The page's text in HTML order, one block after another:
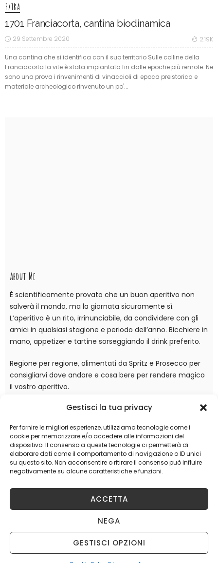
Gestisci la tua privacy
Per fornire le migliori esperienze, utilizziamo tecnologie come i
cookie per memorizzare e/o accedere alle informazioni del
dispositivo. Il consenso a queste tecnologie ci permetterà di
elaborare dati come il comportamento di navigazione o ID unici
su questo sito. Non acconsentire o ritirare il consenso può influire
negativamente su alcune caratteristiche e funzioni.
ACCETTA
NEGA
GESTISCI OPZIONI
EXTRA
1701 Franciacorta, cantina biodinamica
29 Settembre 2020 2.19K
Una cantina che si identifica con il suo territorio Sulle colline della
Franciacorta la vite è stata impiantata fin dalle epoche più remote. Ne
sono una prova i rinvenimenti di vinaccioli di epoca preistorica e
materiale archeologico rinvenuto un po'...
About Me
È scientificamente provato che un buon aperitivo non
salverà il mondo, ma la giornata sicuramente sì.
L’aperitivo è un rito, irrinunciabile, da condividere con gli
amici in qualsiasi stagione e periodo dell’anno. Bicchiere in
mano, appetizer e tartine sorseggiando il drink preferito.
Regione per regione, alimentati da Spritz e Prosecco per
consigliarvi dove andare e cosa bere per rendere magico
il vostro aperitivo.
ROMA
BOLOGNA
MILANO